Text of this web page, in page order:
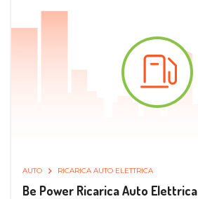
AUTO RICARICA AUTO ELETTRICA
Be Power Ricarica Auto Elettrica